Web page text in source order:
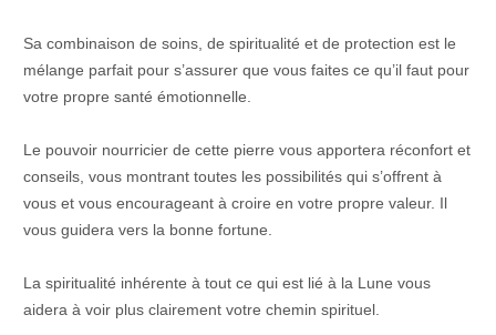
Sa combinaison de soins, de spiritualité et de protection est le
mélange parfait pour s’assurer que vous faites ce qu’il faut pour
votre propre santé émotionnelle.
Le pouvoir nourricier de cette pierre vous apportera réconfort et
conseils, vous montrant toutes les possibilités qui s’offrent à
vous et vous encourageant à croire en votre propre valeur. Il
vous guidera vers la bonne fortune.
La spiritualité inhérente à tout ce qui est lié à la Lune vous
aidera à voir plus clairement votre chemin spirituel.